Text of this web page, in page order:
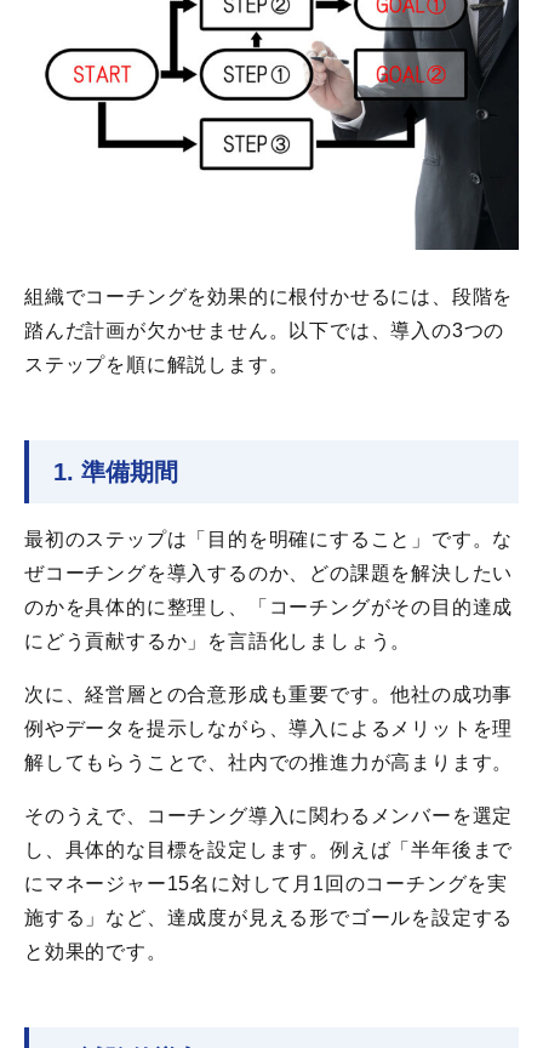
組織でコーチングを効果的に根付かせるには、段階を
踏んだ計画が欠かせません。以下では、導入の3つの
ステップを順に解説します。
1. 準備期間
最初のステップは「目的を明確にすること」です。な
ぜコーチングを導入するのか、どの課題を解決したい
のかを具体的に整理し、「コーチングがその目的達成
にどう貢献するか」を言語化しましょう。
次に、経営層との合意形成も重要です。他社の成功事
例やデータを提示しながら、導入によるメリットを理
解してもらうことで、社内での推進力が高まります。
そのうえで、コーチング導入に関わるメンバーを選定
し、具体的な目標を設定します。例えば「半年後まで
にマネージャー15名に対して月1回のコーチングを実
施する」など、達成度が見える形でゴールを設定する
と効果的です。